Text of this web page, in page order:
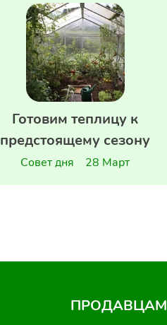
Готовим теплицу к
предстоящему сезону
Совет дня 28 Март
ПРОДАВЦАМ